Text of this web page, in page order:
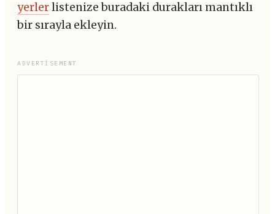
yerlerlistenize buradaki durakları mantıklı
bir sırayla ekleyin.
ADVERTISEMENT